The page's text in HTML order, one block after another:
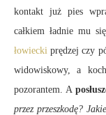
kontakt już pies
całkiem ładnie mu
łowiecki prędzej czy
widowiskowy, a
pozorantem. A
przez przeszkodę?